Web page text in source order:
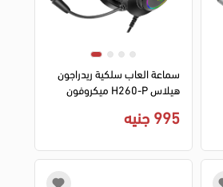
سماعة العاب سلكية ريدراجون
هيلاس H260-P ميكروفون
اسود
995 جنيه